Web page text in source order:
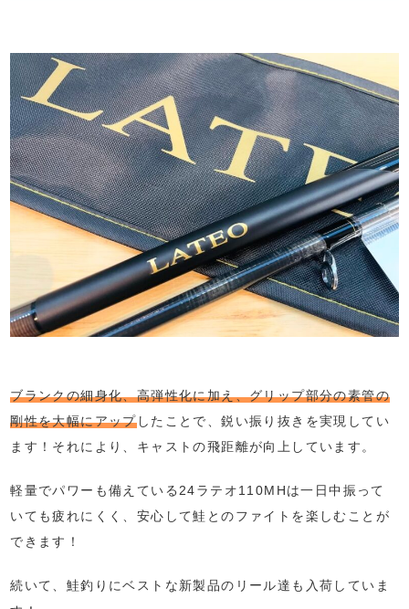
ブランクの細身化、高弾性化に加え、グリップ部分の素管の
剛性を大幅にアップしたことで、鋭い振り抜きを実現してい
ます！それにより、キャストの飛距離が向上しています。
軽量でパワーも備えている24ラテオ110MHは一日中振って
いても疲れにくく、安心して鮭とのファイトを楽しむことが
できます！
続いて、鮭釣りにベストな新製品のリール達も入荷していま